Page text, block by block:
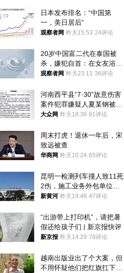
日本发布排名：“中国第
一，美日居后”
观察者网 昨天15:53 24评论
20岁中国富二代在泰国被
杀，嫌犯自首：在女友浴室
看到他
观察者网 昨天23:11 36评论
河南西平县“7·30”故意伤害
案件犯罪嫌疑人夏某钢被抓
获
大众网 昨天18:36 81评论
周末打虎！退休一年后，宋
致远被查
华商网 昨天10:24 65评论
昆明一检测列车撞人致11死
2伤，施工业务外包单位被
罚1.5万元，国铁昆明局被
新黄河 昨天19:46 47评论
“出游带上打印机”，请把暑
假还给孩子们 | 新京报快评
新京报 昨天14:29 78评论
越南出版业出了个大案，但
不用怀疑他们把红旗扛下去